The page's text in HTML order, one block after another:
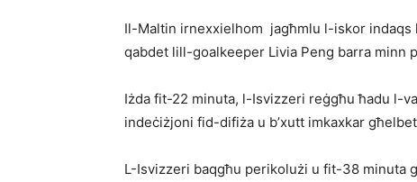
Il-Maltin irnexxielhom jagħmlu l-iskor
qabdet lill-goalkeeper Livia Peng barra minn
Iżda fit-22 minuta, l-Isvizzeri reġgħu ħadu l-
indeċiżjoni fid-difiża u b’xutt imkaxkar
L-Isvizzeri baqgħu peri­kolużi u fit-38 minuta